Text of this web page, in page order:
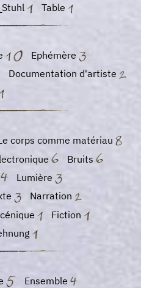
Table
Ephémère
Documentation d'artiste
corps comme matériau
Bruits
Lumière
Narration
Fiction
Ensemble